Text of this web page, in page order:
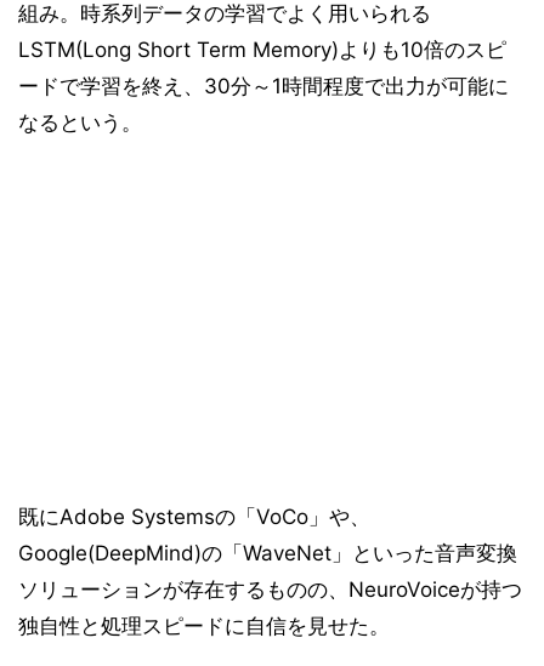
組み。時系列データの学習でよく用いられる
LSTM(Long Short Term Memory)よりも10倍のスピ
ードで学習を終え、30分～1時間程度で出力が可能に
なるという。
既にAdobe Systemsの「VoCo」や、
Google(DeepMind)の「WaveNet」といった音声変換
ソリューションが存在するものの、NeuroVoiceが持つ
独自性と処理スピードに自信を見せた。